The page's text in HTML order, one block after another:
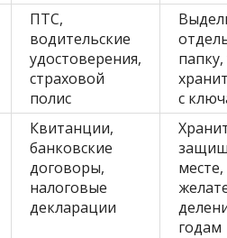
ПТС,
водительские
удостоверения,
страховой
полис
с
Квитанции,
банковские
договоры,
налоговые
декларации
месте,
годам